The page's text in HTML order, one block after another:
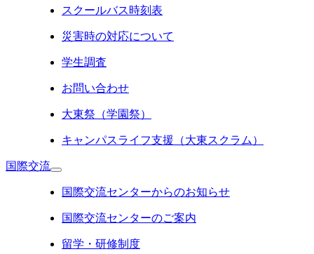
スクールバス時刻表
災害時の対応について
学生調査
お問い合わせ
大東祭（学園祭）
キャンパスライフ支援（大東スクラム）
国際交流
国際交流センターからのお知らせ
国際交流センターのご案内
留学・研修制度